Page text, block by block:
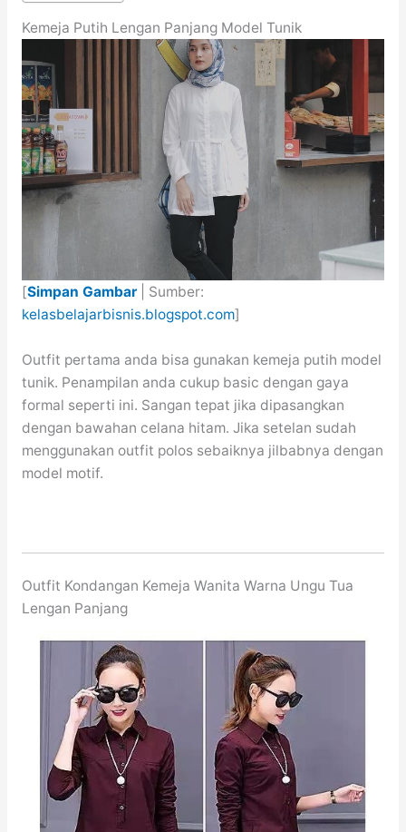
Kemeja Putih Lengan Panjang Model Tunik
[Simpan Gambar| Sumber:
kelasbelajarbisnis.blogspot.com]
Outfit pertama anda bisa gunakan kemeja putih model
tunik. Penampilan anda cukup basic dengan gaya
formal seperti ini. Sangan tepat jika dipasangkan
dengan bawahan celana hitam. Jika setelan sudah
menggunakan outfit polos sebaiknya jilbabnya dengan
model motif.
Outfit Kondangan Kemeja Wanita Warna Ungu Tua
Lengan Panjang